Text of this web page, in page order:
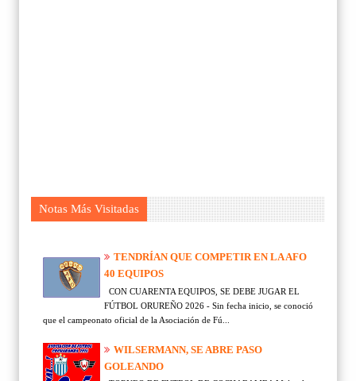
Notas Más Visitadas
TENDRÍAN QUE COMPETIR EN LA AFO
40 EQUIPOS
CON CUARENTA EQUIPOS, SE DEBE JUGAR EL
FÚTBOL ORUREÑO 2026 - Sin fecha inicio, se conoció
que el campeonato oficial de la Asociación de Fú...
WILSERMANN, SE ABRE PASO
GOLEANDO